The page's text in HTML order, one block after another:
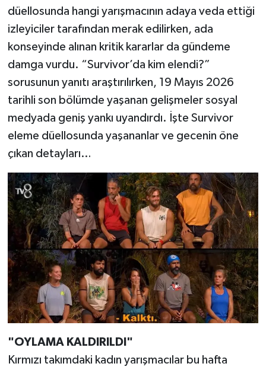
düellosunda hangi yarışmacının adaya veda ettiği
izleyiciler tarafından merak edilirken, ada
konseyinde alınan kritik kararlar da gündeme
damga vurdu. “Survivor’da kim elendi?”
sorusunun yanıtı araştırılırken, 19 Mayıs 2026
tarihli son bölümde yaşanan gelişmeler sosyal
medyada geniş yankı uyandırdı. İşte Survivor
eleme düellosunda yaşananlar ve gecenin öne
çıkan detayları…
"OYLAMA KALDIRILDI"
Kırmızı takımdaki kadın yarışmacılar bu hafta